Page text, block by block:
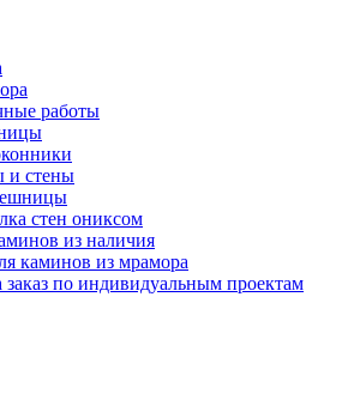
работы
и стены
стен ониксом
из наличия
каминов из мрамора
по индивидуальным проектам